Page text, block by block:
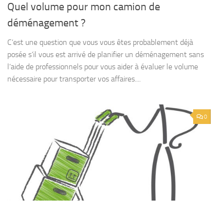
Quel volume pour mon camion de
déménagement ?
C’est une question que vous vous êtes probablement déjà
posée s’il vous est arrivé de planifier un déménagement sans
l’aide de professionnels pour vous aider à évaluer le volume
nécessaire pour transporter vos affaires....
0